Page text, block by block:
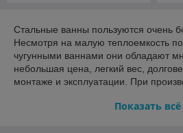
Стальные ванны пользуются очень
Несмотря на малую теплоемкость
чугунными ваннами они обладают
небольшая цена, легкий вес,
монтаже и эксплуатации. При
наноситься под воздействиемПоказать всё